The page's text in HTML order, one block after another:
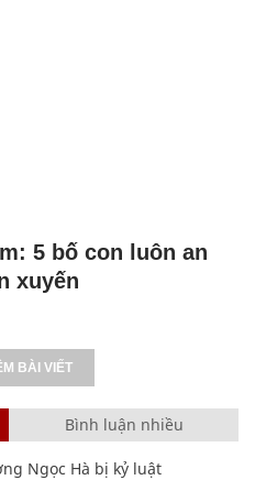
5 bố con luôn an
xuyến
BÀI VIẾT
Bình luận nhiều
Ngọc Hà bị kỷ luật